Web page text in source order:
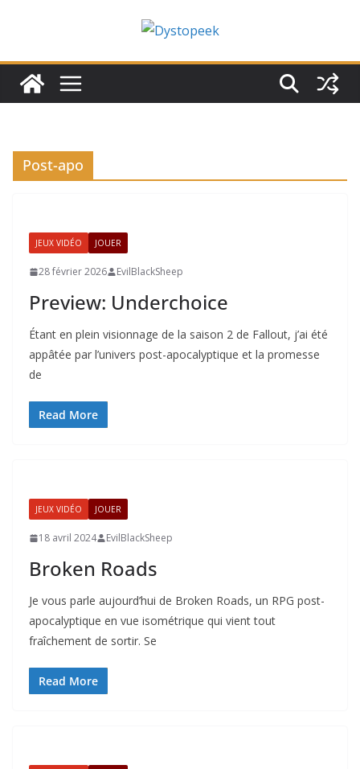
Post-apo
JEUX VIDÉO JOUER
28 février 2026 EvilBlackSheep
Preview: Underchoice
Étant en plein visionnage de la saison 2 de Fallout, j’ai été
appâtée par l’univers post-apocalyptique et la promesse
de
Read More
JEUX VIDÉO JOUER
18 avril 2024 EvilBlackSheep
Broken Roads
Je vous parle aujourd’hui de Broken Roads, un RPG post-
apocalyptique en vue isométrique qui vient tout
fraîchement de sortir. Se
Read More